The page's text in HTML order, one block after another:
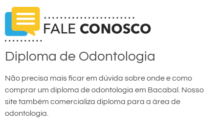
Diploma de Odontologia
Não precisa mais ficar em dúvida sobre onde e como
comprar um diploma de odontologia em Bacabal. Nosso
site também comercializa diploma para a área de
odontologia.